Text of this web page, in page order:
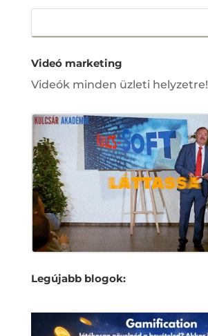
Videó marketing
Videók minden üzleti helyzetre!
Legújabb blogok: